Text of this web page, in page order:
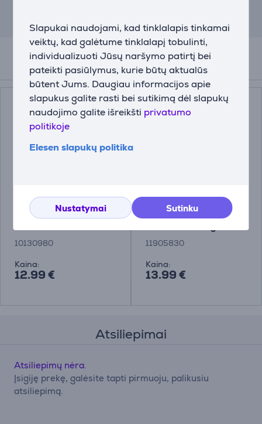
Slapukai naudojami, kad tinklalapis tinkamai
veiktų, kad galėtume tinklalapį tobulinti,
individualizuoti Jūsų naršymo patirtį bei
pateikti pasiūlymus, kurie būtų aktualūs
būtent Jums. Daugiau informacijos apie
slapukus galite rasti bei sutikimą dėl slapukų
naudojimo galite išreikšti privatumo
politikoje
Elesen slapukų politika
Nustatymai Sutinku
mėnesio įmoka – 29.59 EUR.
Priedai
Miele, 250 g -
Nukalkinimo priemonė
10130980
Kaina:
12.99 €
Indaplovės priežiūros
priemonė Miele
11905830
Kaina:
13.99 €
Atsiliepimai
Atsiliepimų nėra.
Įsigiję prekę, galėsite tapti pirmuoju, palikusiu
atsiliepimą.